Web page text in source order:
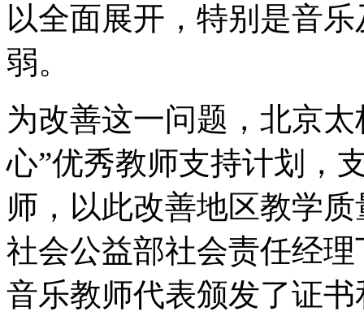
以全面展开，特别是音
弱。
为改善这一问题，北京
心”优秀教师支持计划，
师，以此改善地区教学
社会公益部社会责任经
音乐教师代表颁发了证